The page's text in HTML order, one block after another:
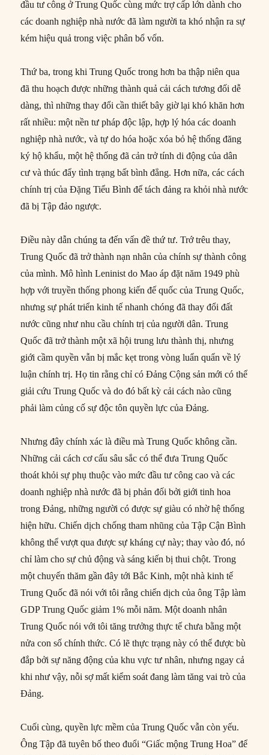
đầu tư công ở Trung Quốc cùng mức trợ cấp lớn dành cho
các doanh nghiệp nhà nước đã làm người ta khó nhận ra sự
kém hiệu quả trong việc phân bổ vốn.
Thứ ba, trong khi Trung Quốc trong hơn ba thập niên qua
đã thu hoạch được những thành quả cải cách tương đối dễ
dàng, thì những thay đổi cần thiết bây giờ lại khó khăn hơn
rất nhiều: một nền tư pháp độc lập, hợp lý hóa các doanh
nghiệp nhà nước, và tự do hóa hoặc xóa bỏ hệ thống đăng
ký hộ khẩu, một hệ thống đã cản trở tính di động của dân
cư và thúc đẩy tình trạng bất bình đẳng. Hơn nữa, các cách
chính trị của Đặng Tiểu Bình để tách đảng ra khỏi nhà nước
đã bị Tập đảo ngược.
Điều này dẫn chúng ta đến vấn đề thứ tư. Trớ trêu thay,
Trung Quốc đã trở thành nạn nhân của chính sự thành công
của mình. Mô hình Leninist do Mao áp đặt năm 1949 phù
hợp với truyền thống phong kiến đế quốc của Trung Quốc,
nhưng sự phát triển kinh tế nhanh chóng đã thay đổi đất
nước cũng như nhu cầu chính trị của người dân. Trung
Quốc đã trở thành một xã hội trung lưu thành thị, nhưng
giới cầm quyền vẫn bị mắc kẹt trong vòng luẩn quẩn về lý
luận chính trị. Họ tin rằng chỉ có Đảng Cộng sản mới có thể
giải cứu Trung Quốc và do đó bất kỳ cải cách nào cũng
phải làm củng cố sự độc tôn quyền lực của Đảng.
Nhưng đây chính xác là điều mà Trung Quốc không cần.
Những cải cách cơ cấu sâu sắc có thể đưa Trung Quốc
thoát khỏi sự phụ thuộc vào mức đầu tư công cao và các
doanh nghiệp nhà nước đã bị phản đối bởi giới tinh hoa
trong Đảng, những người có được sự giàu có nhờ hệ thống
hiện hữu. Chiến dịch chống tham nhũng của Tập Cận Bình
không thể vượt qua được sự kháng cự này; thay vào đó, nó
chỉ làm cho sự chủ động và sáng kiến bị thui chột. Trong
một chuyến thăm gần đây tới Bắc Kinh, một nhà kinh tế
Trung Quốc đã nói với tôi rằng chiến dịch của ông Tập làm
GDP Trung Quốc giảm 1% mỗi năm. Một doanh nhân
Trung Quốc nói với tôi tăng trưởng thực tế chưa bằng một
nửa con số chính thức. Có lẽ thực trạng này có thể được bù
đắp bởi sự năng động của khu vực tư nhân, nhưng ngay cả
khi như vậy, nỗi sợ mất kiểm soát đang làm tăng vai trò của
Đảng.
Cuối cùng, quyền lực mềm của Trung Quốc vẫn còn yếu.
Ông Tập đã tuyên bố theo đuổi “Giấc mộng Trung Hoa” để